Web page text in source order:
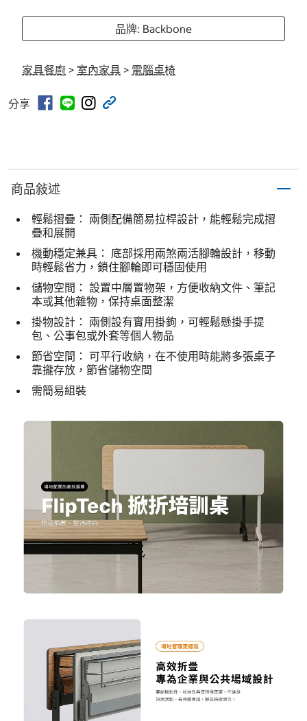
品牌: Backbone
家具餐廚 > 室內家具 > 電腦桌椅
分享
商品敍述
輕鬆摺疊： 兩側配備簡易拉桿設計，能輕鬆完成摺
疊和展開
機動穩定兼具： 底部採用兩煞兩活腳輪設計，移動
時輕鬆省力，鎖住腳輪即可穩固使用
儲物空間： 設置中層置物架，方便收納文件、筆記
本或其他雜物，保持桌面整潔
掛物設計： 兩側設有實用掛鉤，可輕鬆懸掛手提
包、公事包或外套等個人物品
節省空間： 可平行收納，在不使用時能將多張桌子
靠攏存放，節省儲物空間
需簡易組裝